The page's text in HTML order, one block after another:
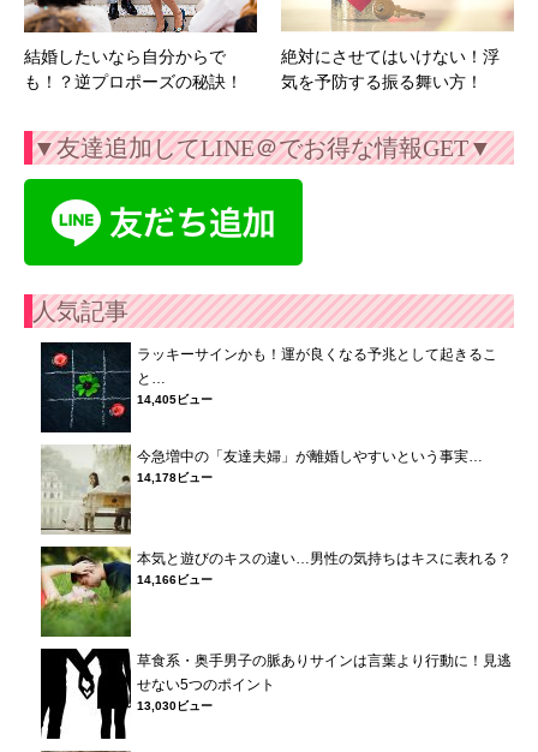
結婚したいなら自分からで
も！？逆プロポーズの秘訣！
絶対にさせてはいけない！浮
気を予防する振る舞い方！
▼友達追加してLINE＠でお得な情報GET▼
人気記事
ラッキーサインかも！運が良くなる予兆として起きるこ
と…
14,405ビュー
今急増中の「友達夫婦」が離婚しやすいという事実…
14,178ビュー
本気と遊びのキスの違い…男性の気持ちはキスに表れる？
14,166ビュー
草食系・奥手男子の脈ありサインは言葉より行動に！見逃
せない5つのポイント
13,030ビュー